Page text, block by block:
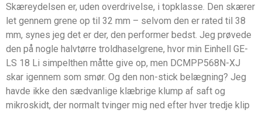
Skæreydelsen er, uden overdrivelse, i topklasse. Den skærer
let gennem grene op til 32 mm – selvom den er rated til 38
mm, synes jeg det er der, den performer bedst. Jeg prøvede
den på nogle halvtørre troldhaselgrene, hvor min Einhell GE-
LS 18 Li simpelthen måtte give op, men DCMPP568N-XJ
skar igennem som smør. Og den non-stick belægning? Jeg
havde ikke den sædvanlige klæbrige klump af saft og
mikroskidt, der normalt tvinger mig ned efter hver tredje klip